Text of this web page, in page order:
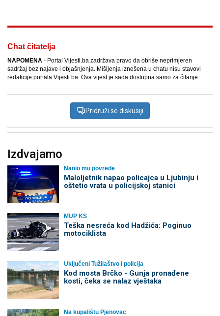
Chat čitatelja
NAPOMENA - Portal Vijesti.ba zadržava pravo da obriše neprimjeren
sadržaj bez najave i objašnjenja. Mišljenja iznešena u chatu nisu stavovi
redakcije portala Vijesti.ba. Ova vijest je sada dostupna samo za čitanje.
Pridruži se diskusiji
Izdvajamo
Nanio mu povrede
Maloljetnik napao policajca u Ljubinju i
oštetio vrata u policijskoj stanici
MUP KS
Teška nesreća kod Hadžića: Poginuo
motociklista
Uključeni Tužilaštvo i policija
Kod mosta Brčko - Gunja pronađene
kosti, čeka se nalaz vještaka
Na kupalištu Pjenovac